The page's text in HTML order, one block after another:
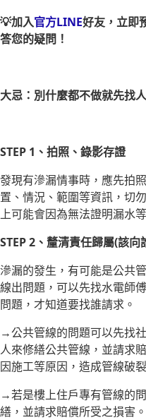
💡加入官方LINE好友，立即
答您的疑問！
大忌：別什麼都不做就先找
STEP 1、拍照、錄影存證
發現有滲漏情事時，應先拍
置、情況、範圍等資訊，切
上可能會因為無法證明漏水
STEP 2、釐清責任歸屬(該向
滲漏的發生，有可能是公共
線出問題，可以先找水電師
問題，才知道要找誰請求。
→公共管線的問題可以先找
人來修繕公共管線，並請求
因施工等原因，造成管線破
→若是樓上住戶專有管線的
繕，並請求賠償所受之損害。